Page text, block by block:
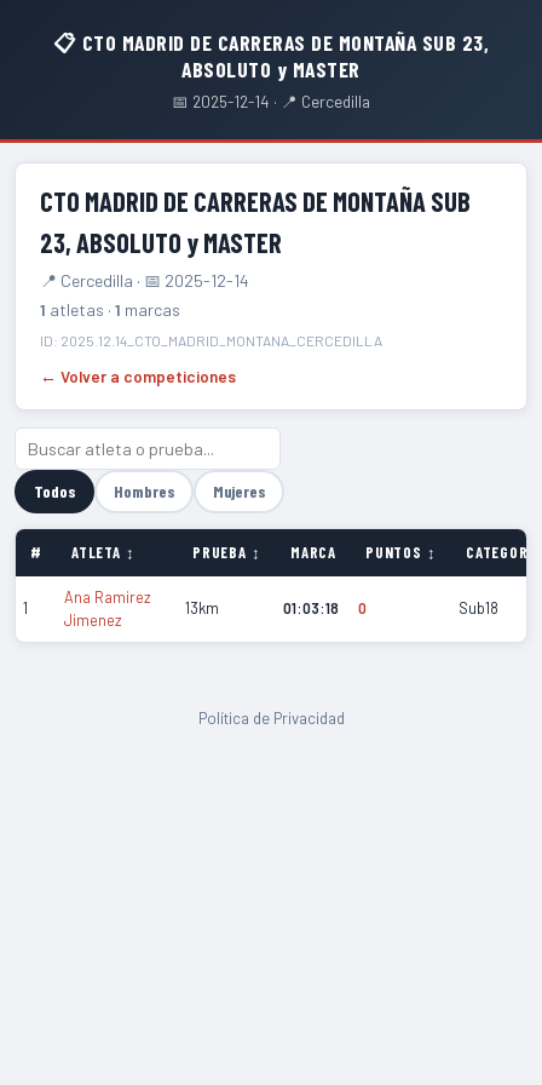
📋 CTO MADRID DE CARRERAS DE MONTAÑA SUB 23,
ABSOLUTO y MASTER
📅 2025-12-14 · 📍 Cercedilla
CTO MADRID DE CARRERAS DE MONTAÑA SUB
23, ABSOLUTO y MASTER
📍 Cercedilla · 📅 2025-12-14
1 atletas · 1 marcas
ID: 2025.12.14_CTO_MADRID_MONTANA_CERCEDILLA
← Volver a competiciones
Todos Hombres Mujeres
# ATLETA ↕ PRUEBA ↕ MARCA PUNTOS ↕
1
Ana Ramirez
Jimenez
13km 01:03:18 0 Sub18
Política de Privacidad